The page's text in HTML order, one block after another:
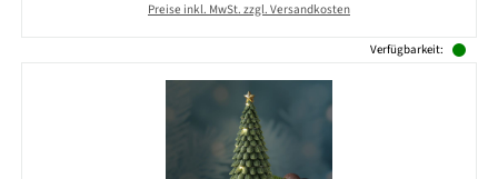
Preise inkl. MwSt. zzgl. Versandkosten
Verfügbarkeit: